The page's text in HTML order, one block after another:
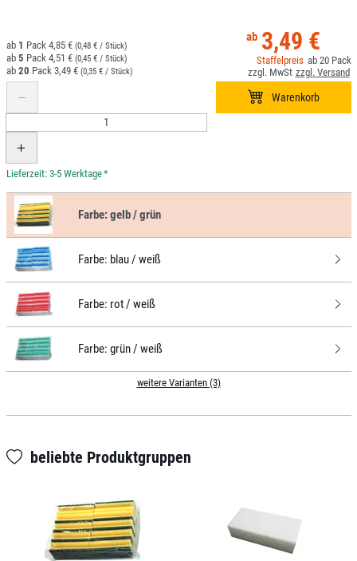
3,49 €
20
1 4,85 € (0,48 € / Stück)
5 4,51 € (0,45 € / Stück)
20 3,49 € (0,35 € / Stück)
*
Farbe:gelb / grün
Farbe: blau / weiß
Farbe: rot / weiß
Farbe: grün / weiß
weitere Varianten (3)
beliebte Produktgruppen